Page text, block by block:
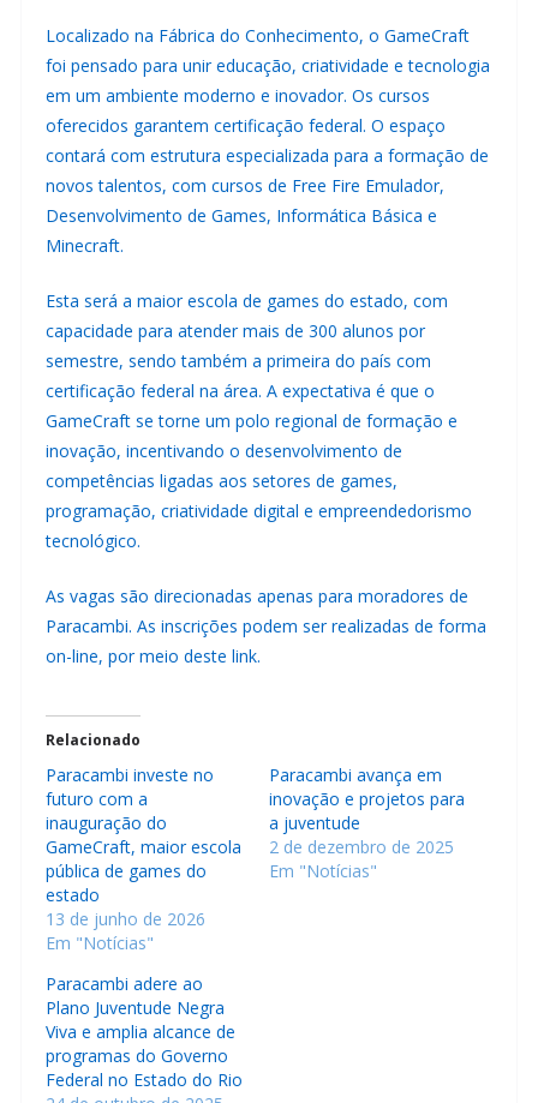
Localizado na Fábrica do Conhecimento, o GameCraft
foi pensado para unir educação, criatividade e tecnologia
em um ambiente moderno e inovador. Os cursos
oferecidos garantem certificação federal. O espaço
contará com estrutura especializada para a formação de
novos talentos, com cursos de Free Fire Emulador,
Desenvolvimento de Games, Informática Básica e
Minecraft.
Esta será a maior escola de games do estado, com
capacidade para atender mais de 300 alunos por
semestre, sendo também a primeira do país com
certificação federal na área. A expectativa é que o
GameCraft se torne um polo regional de formação e
inovação, incentivando o desenvolvimento de
competências ligadas aos setores de games,
programação, criatividade digital e empreendedorismo
tecnológico.
As vagas são direcionadas apenas para moradores de
Paracambi. As inscrições podem ser realizadas de forma
on-line, por meio deste link.
Relacionado
Paracambi investe no
futuro com a
inauguração do
GameCraft, maior escola
pública de games do
estado
13 de junho de 2026
Em "Notícias"
Paracambi avança em
inovação e projetos para
a juventude
2 de dezembro de 2025
Em "Notícias"
Paracambi adere ao
Plano Juventude Negra
Viva e amplia alcance de
programas do Governo
Federal no Estado do Rio